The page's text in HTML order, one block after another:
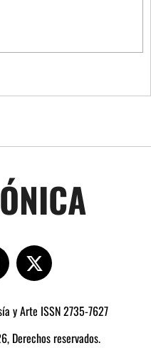
y Arte ISSN 2735-7627
Derechos reservados.